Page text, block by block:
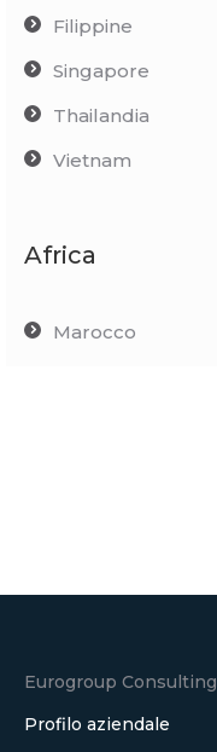
Filippine
Singapore
Thailandia
Vietnam
Africa
Marocco
Eurogroup Consulting
Profilo aziendale